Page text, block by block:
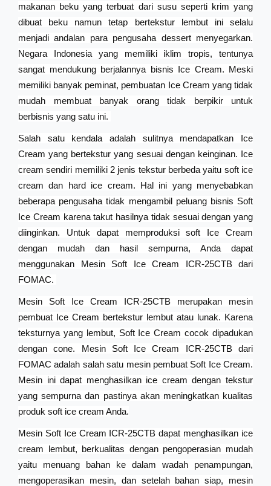
makanan beku yang terbuat dari susu seperti krim yang
dibuat beku namun tetap bertekstur lembut ini selalu
menjadi andalan para pengusaha dessert menyegarkan.
Negara Indonesia yang memiliki iklim tropis, tentunya
sangat mendukung berjalannya bisnis Ice Cream. Meski
memiliki banyak peminat, pembuatan Ice Cream yang tidak
mudah membuat banyak orang tidak berpikir untuk
berbisnis yang satu ini.
Salah satu kendala adalah sulitnya mendapatkan Ice
Cream yang bertekstur yang sesuai dengan keinginan. Ice
cream sendiri memiliki 2 jenis tekstur berbeda yaitu soft ice
cream dan hard ice cream. Hal ini yang menyebabkan
beberapa pengusaha tidak mengambil peluang bisnis Soft
Ice Cream karena takut hasilnya tidak sesuai dengan yang
diinginkan. Untuk dapat memproduksi soft Ice Cream
dengan mudah dan hasil sempurna, Anda dapat
menggunakan Mesin Soft Ice Cream ICR-25CTB dari
FOMAC.
Mesin Soft Ice Cream ICR-25CTB merupakan mesin
pembuat Ice Cream bertekstur lembut atau lunak. Karena
teksturnya yang lembut, Soft Ice Cream cocok dipadukan
dengan cone. Mesin Soft Ice Cream ICR-25CTB dari
FOMAC adalah salah satu mesin pembuat Soft Ice Cream.
Mesin ini dapat menghasilkan ice cream dengan tekstur
yang sempurna dan pastinya akan meningkatkan kualitas
produk soft ice cream Anda.
Mesin Soft Ice Cream ICR-25CTB dapat menghasilkan ice
cream lembut, berkualitas dengan pengoperasian mudah
yaitu menuang bahan ke dalam wadah penampungan,
mengoperasikan mesin, dan setelah bahan siap, mesin